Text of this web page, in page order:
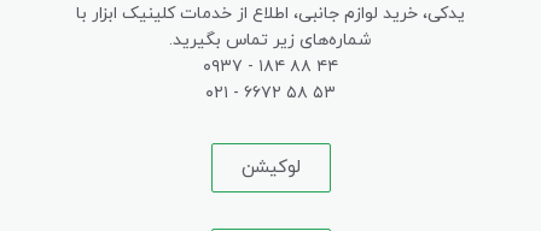
یدکی، خرید لوازم جانبی، اطلاع از خدمات کلینیک ابزار با
شماره‌های زیر تماس بگیرید.
۴۴ ۸۸ ۱۸۴ - ۰۹۳۷
۵۳ ۵۸ ۶۶۷۲ - ۰۲۱
لوکیشن